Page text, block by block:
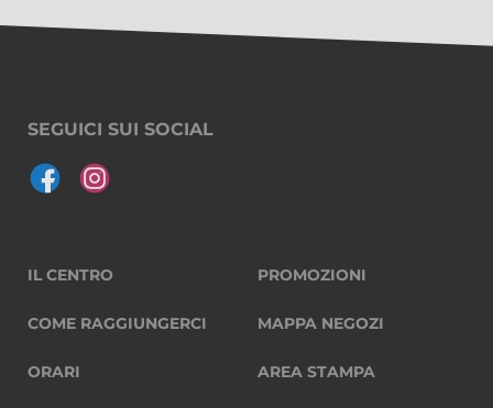
SEGUICI SUI SOCIAL
IL CENTRO
COME RAGGIUNGERCI
ORARI
PROMOZIONI
MAPPA NEGOZI
AREA STAMPA